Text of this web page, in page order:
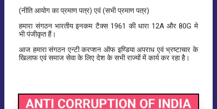
(नीति आयोग का प्रमाण पत्र) एवं (सभी प्रमाण पत्र)
हमारा संगठन भारतीय इनकम टैक्स 1961 की धारा 12A और 80G मे
भी पंजीकृत हैं।
आज हमारा संगठन एन्टी करप्शन ऑफ इण्डिया अपराध एवं भ्रष्टाचार के
खिलाफ एवं समाज सेवा के लिए देश के सभी राज्यों में कार्य कर रहा है।